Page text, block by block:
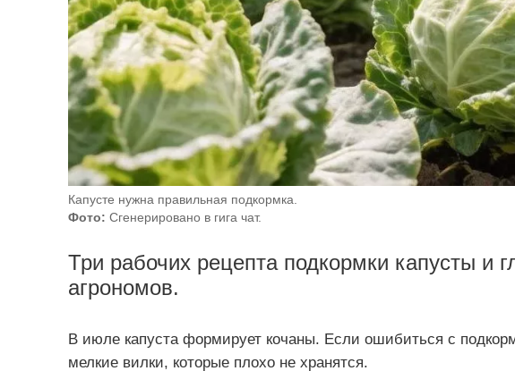
Капусте нужна правильная подкормка.
Фото: Сгенерировано в гига чат.
Три рабочих рецепта подкормки капусты и
агрономов.
В июле капуста формирует кочаны. Если ошибиться с
мелкие вилки, которые плохо не хранятся.